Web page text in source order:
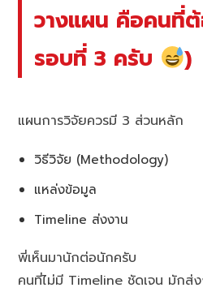
วางแผน คือคนที่
รอบที่ 3 ครับ
)
แผนการวิจัยควรมี 3 ส่วนหลัก
วิธีวิจัย (Methodology)
แหล่งข้อมูล
Timeline ส่งงาน
พี่เห็นมานักต่อนักครับ
คนที่ไม่มี Timeline ชัดเจน มักส่